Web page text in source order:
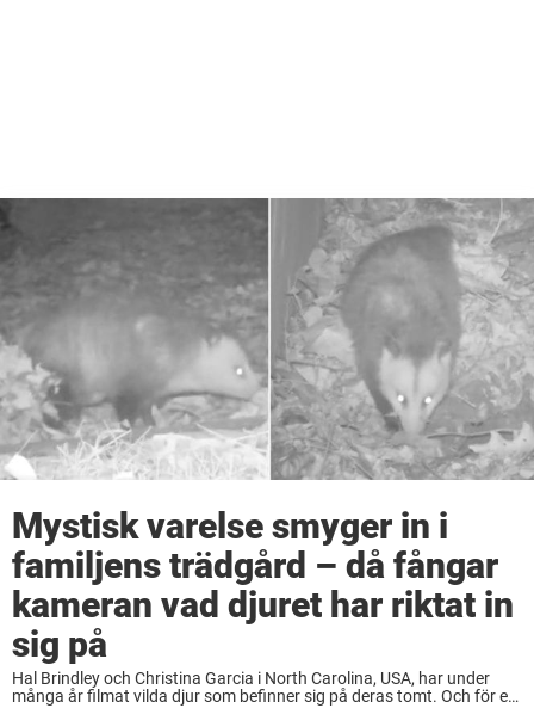
Mystisk varelse smyger in i
familjens trädgård – då fångar
kameran vad djuret har riktat in
sig på
Hal Brindley och Christina Garcia i North Carolina, USA, har under
många år filmat vilda djur som befinner sig på deras tomt. Och för en